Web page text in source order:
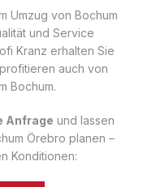
Umzug von Bochum
und Service
Kranz erhalten Sie
profitieren auch von
Bochum.
Anfrage und lassen
Örebro planen –
Konditionen: